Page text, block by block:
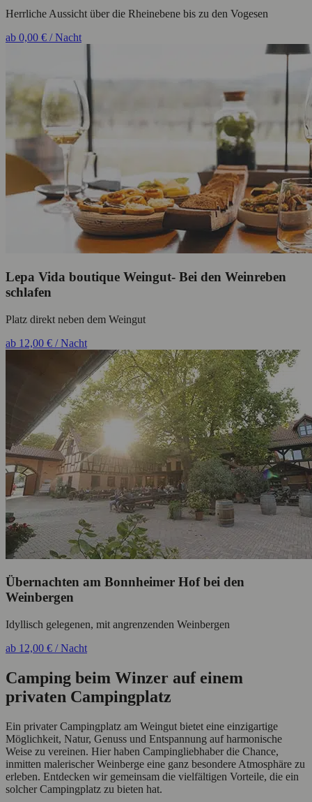
Herrliche Aussicht über die Rheinebene bis zu den Vogesen
ab 0,00 € / Nacht
Lepa Vida boutique Weingut- Bei den Weinreben
schlafen
Platz direkt neben dem Weingut
ab 12,00 € / Nacht
Übernachten am Bonnheimer Hof bei den
Weinbergen
Idyllisch gelegenen, mit angrenzenden Weinbergen
ab 12,00 € / Nacht
Camping beim Winzer auf einem
privaten Campingplatz
Ein privater Campingplatz am Weingut bietet eine einzigartige
Möglichkeit, Natur, Genuss und Entspannung auf harmonische
Weise zu vereinen. Hier haben Campingliebhaber die Chance,
inmitten malerischer Weinberge eine ganz besondere Atmosphäre zu
erleben. Entdecken wir gemeinsam die vielfältigen Vorteile, die ein
solcher Campingplatz zu bieten hat.